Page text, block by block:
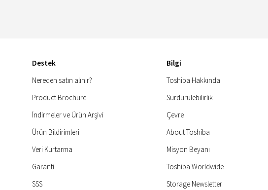
Destek
Nereden satın alınır?
Product Brochure
İndirmeler ve Ürün Arşivi
Ürün Bildirimleri
Veri Kurtarma
Garanti
SSS
Bilgi
Toshiba Hakkında
Sürdürülebilirlik
Çevre
About Toshiba
Misyon Beyanı
Toshiba Worldwide
Storage Newsletter